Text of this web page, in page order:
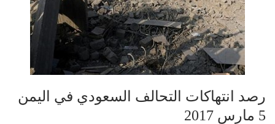
رصد انتهاكات التحالف السعودي في اليمن
5 مارس 2017